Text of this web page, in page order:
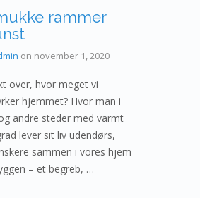
rammer
on november 1, 2020
over, hvor meget vi
hjemmet? Hvor man i
andre steder med varmt
lever sit liv udendørs,
sammen i vores hjem
– et begreb, …